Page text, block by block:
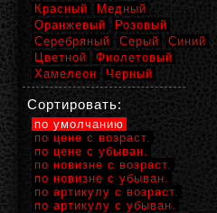
Красный
Медный
Оранжевый
Розовый
Серебряный
Серый
Синий
Цветной
Фиолетовый
Хамелеон
Черный
Сортировать:
по умолчанию
по цене с возраст.
по цене с убыван.
по новизне с возраст.
по новизне с убыван.
по артикулу с возраст.
по артикулу с убыван.